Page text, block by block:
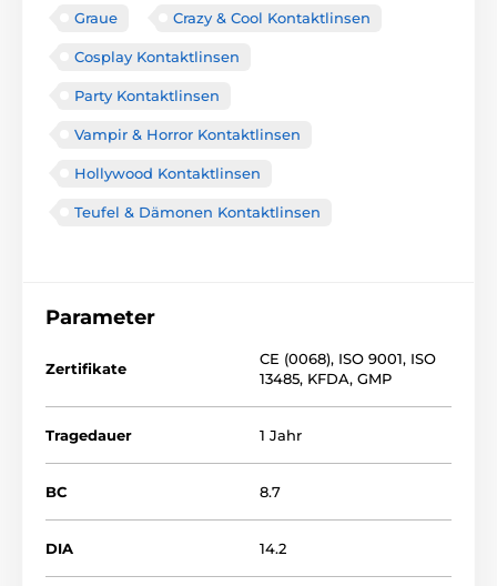
Graue Crazy & Cool Kontaktlinsen
Cosplay Kontaktlinsen
Party Kontaktlinsen
Vampir & Horror Kontaktlinsen
Hollywood Kontaktlinsen
Teufel & Dämonen Kontaktlinsen
Parameter
Zertifikate
CE (0068), ISO 9001, ISO
13485, KFDA, GMP
Tragedauer 1 Jahr
BC 8.7
DIA 14.2